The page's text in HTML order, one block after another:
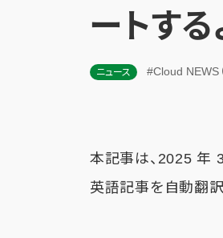
ートする
ニュース #Cloud NEWS（
本記事は、2025 年
英語記事を自動翻訳